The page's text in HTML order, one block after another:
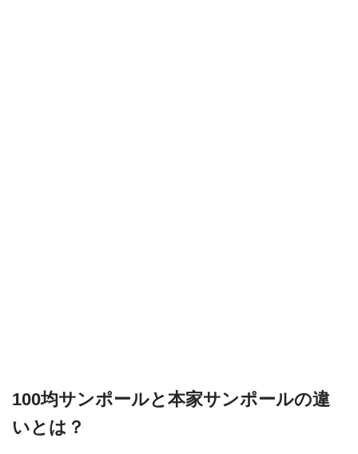
100均サンポールと本家サンポールの違
いとは？